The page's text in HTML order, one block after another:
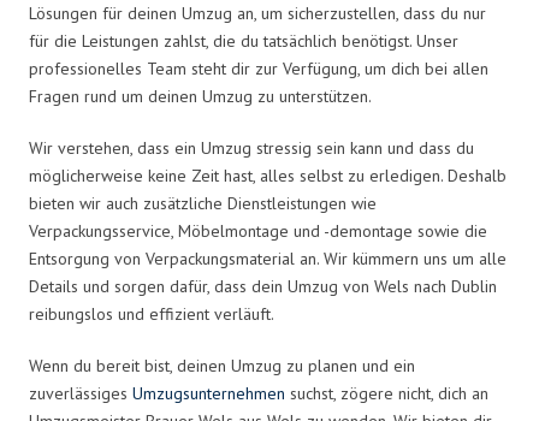
Lösungen für deinen Umzug an, um sicherzustellen, dass du nur
für die Leistungen zahlst, die du tatsächlich benötigst. Unser
professionelles Team steht dir zur Verfügung, um dich bei allen
Fragen rund um deinen Umzug zu unterstützen.
Wir verstehen, dass ein Umzug stressig sein kann und dass du
möglicherweise keine Zeit hast, alles selbst zu erledigen. Deshalb
bieten wir auch zusätzliche Dienstleistungen wie
Verpackungsservice, Möbelmontage und -demontage sowie die
Entsorgung von Verpackungsmaterial an. Wir kümmern uns um alle
Details und sorgen dafür, dass dein Umzug von Wels nach Dublin
reibungslos und effizient verläuft.
Wenn du bereit bist, deinen Umzug zu planen und ein
zuverlässiges Umzugsunternehmen suchst, zögere nicht, dich an